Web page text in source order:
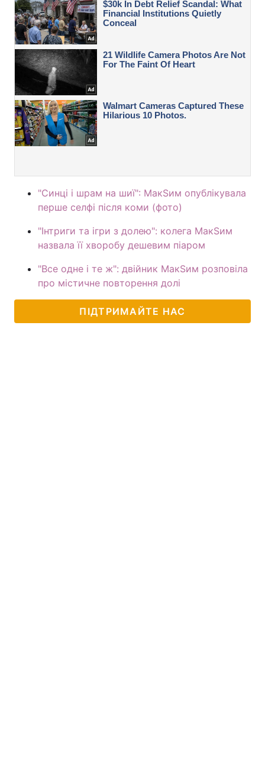
"Синці і шрам на шиї": МакЅим опублікувала
перше селфі після коми (фото)
"Інтриги та ігри з долею": колега МакЅим
назвала її хворобу дешевим піаром
"Все одне і те ж": двійник МакЅим розповіла
про містичне повторення долі
ПІДТРИМАЙТЕ НАС